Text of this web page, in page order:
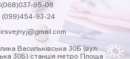
95-08
(099)454-93-24
Васильківська 30Б (вул.
30Б) станція метро Площа